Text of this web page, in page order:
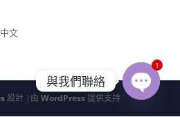
文
設計 |由WordPress提供支持
與我們聯絡
1